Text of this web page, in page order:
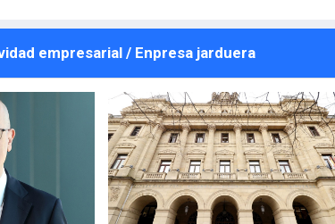
empresarial / Enpresa jarduera